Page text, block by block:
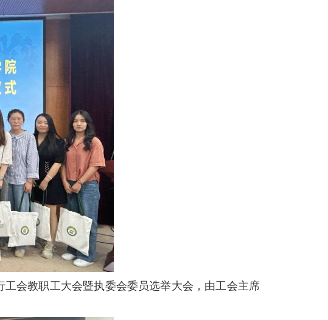
会教职工大会暨执委会委员选举大会，由工会主席